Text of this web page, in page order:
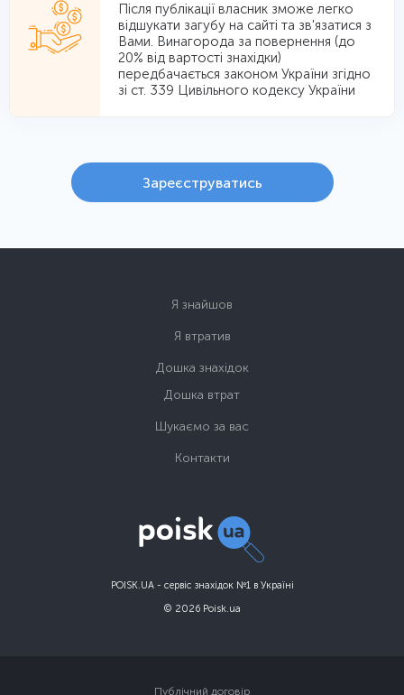
Після публікації власник зможе легко
вiдшукати загубу на сайтi та зв'язатися з
Вами. Винагорода за повернення (до
20% від вартості знахідки)
передбачається законом України згідно
зі ст. 339 Цивільного кодексу України
Зареєструватись
POISK.UA - сервіс знахідок №1 в Україні
© 2026 Poisk.ua
Я знайшов
Я втратив
Дошка знахідок
Дошка втрат
Шукаємо за вас
Контакти
Публічний договір